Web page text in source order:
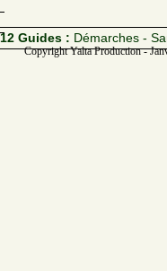
12 Guides : Démarches -
Copyright Yalta Production -